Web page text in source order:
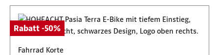
Rabatt -50%
Fahrrad Korte